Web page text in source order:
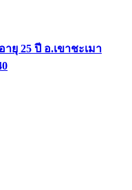
ยุ 25 ปี อ.เขาชะเมา